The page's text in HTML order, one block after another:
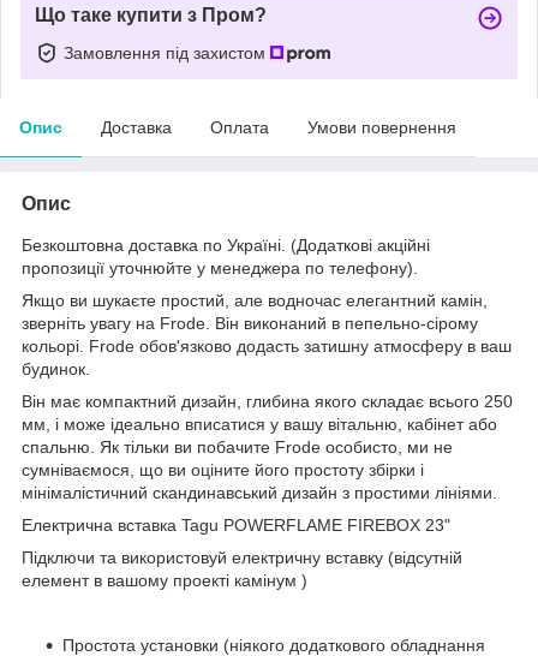
Що таке купити з Пром?
Замовлення під захистом
Опис Доставка Оплата Умови повернення
Опис
Безкоштовна доставка по Україні. (Додаткові акційні
пропозиції уточнюйте у менеджера по телефону).
Якщо ви шукаєте простий, але водночас елегантний камін,
зверніть увагу на Frode. Він виконаний в пепельно-сірому
кольорі. Frode обов'язково додасть затишну атмосферу в ваш
будинок.
Він має компактний дизайн, глибина якого складає всього 250
мм, і може ідеально вписатися у вашу вітальню, кабінет або
спальню. Як тільки ви побачите Frode особисто, ми не
сумніваємося, що ви оціните його простоту збірки і
мінімалістичний скандинавський дизайн з простими лініями.
Електрична вставка Tagu POWERFLAME FIREBOX 23"
Підключи та використовуй електричну вставку (відсутній
елемент в вашому проекті камінум )
Простота установки (ніякого додаткового обладнання